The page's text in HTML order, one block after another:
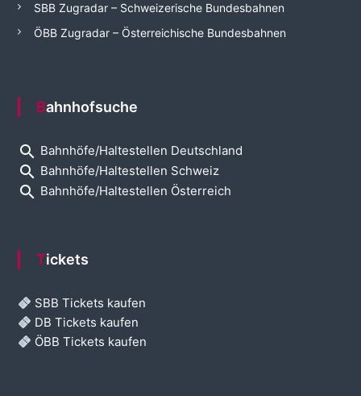
SBB Zugradar – Schweizerische Bundesbahnen
ÖBB Zugradar – Österreichische Bundesbahnen
Bahnhofsuche
search Bahnhöfe/Haltestellen Deutschland
search Bahnhöfe/Haltestellen Schweiz
search Bahnhöfe/Haltestellen Österreich
Tickets
SBB Tickets kaufen
DB Tickets kaufen
ÖBB Tickets kaufen